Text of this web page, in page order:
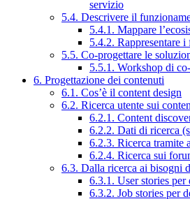
servizio
5.4. Descrivere il
5.4.1. Mappare
5.4.2. Rappresentare
5.5. Co-progettare le
5.5.1. Workshop di
6. Progettazione dei contenuti
6.1. Cos’è il content design
6.2. Ricerca utente sui
6.2.1. Content
6.2.2. Dati di ricerca
6.2.3. Ricerca tramite
6.2.4. Ricerca sui
6.3. Dalla ricerca ai bisogni
6.3.1. User stories
6.3.2. Job stories per